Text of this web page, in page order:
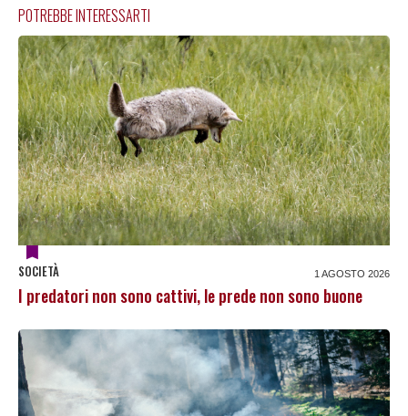
POTREBBE INTERESSARTI
SOCIETÀ 1 AGOSTO 2026
I predatori non sono cattivi, le prede non sono buone